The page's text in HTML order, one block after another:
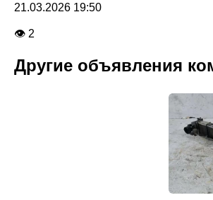
21.03.2026 19:50
👁 2
Другие объявления